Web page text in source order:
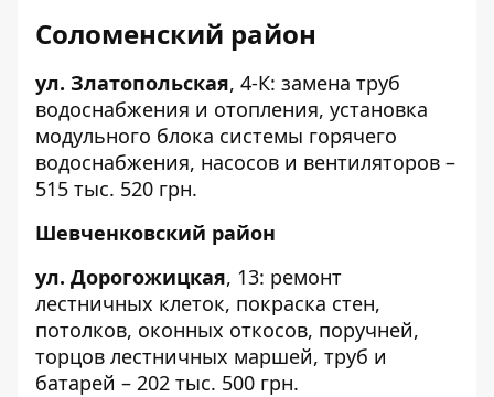
Соломенский район
ул. Златопольская, 4-К: замена труб
водоснабжения и отопления, установка
модульного блока системы горячего
водоснабжения, насосов и вентиляторов –
515 тыс. 520 грн.
Шевченковский район
ул. Дорогожицкая, 13: ремонт
лестничных клеток, покраска стен,
потолков, оконных откосов, поручней,
торцов лестничных маршей, труб и
батарей – 202 тыс. 500 грн.